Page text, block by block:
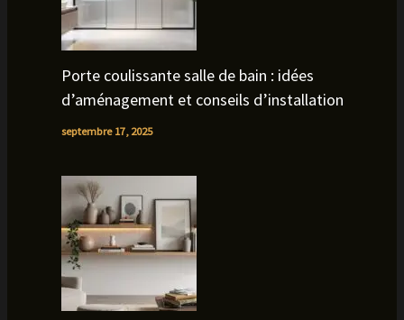
Porte coulissante salle de bain : idées
d’aménagement et conseils d’installation
septembre 17, 2025